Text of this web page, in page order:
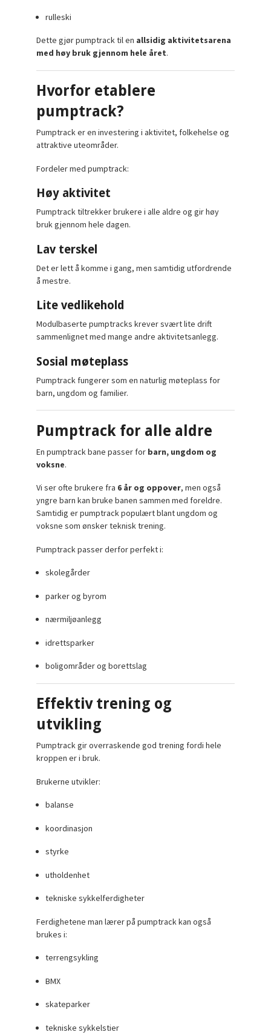
rulleski
Dette gjør pumptrack til en allsidig aktivitetsarena
med høy bruk gjennom hele året.
Hvorfor etablere
pumptrack?
Pumptrack er en investering i aktivitet, folkehelse og
attraktive uteområder.
Fordeler med pumptrack:
Høy aktivitet
Pumptrack tiltrekker brukere i alle aldre og gir høy
bruk gjennom hele dagen.
Lav terskel
Det er lett å komme i gang, men samtidig utfordrende
å mestre.
Lite vedlikehold
Modulbaserte pumptracks krever svært lite drift
sammenlignet med mange andre aktivitetsanlegg.
Sosial møteplass
Pumptrack fungerer som en naturlig møteplass for
barn, ungdom og familier.
Pumptrack for alle aldre
En pumptrack bane passer for barn, ungdom og
voksne.
Vi ser ofte brukere fra 6 år og oppover, men også
yngre barn kan bruke banen sammen med foreldre.
Samtidig er pumptrack populært blant ungdom og
voksne som ønsker teknisk trening.
Pumptrack passer derfor perfekt i:
skolegårder
parker og byrom
nærmiljøanlegg
idrettsparker
boligområder og borettslag
Effektiv trening og
utvikling
Pumptrack gir overraskende god trening fordi hele
kroppen er i bruk.
Brukerne utvikler:
balanse
koordinasjon
styrke
utholdenhet
tekniske sykkelferdigheter
Ferdighetene man lærer på pumptrack kan også
brukes i:
terrengsykling
BMX
skateparker
tekniske sykkelstier